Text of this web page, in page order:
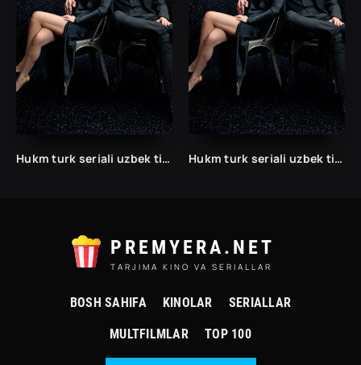
Hukm turk seriali uzbek tilida /Хукм турк сериали ўзбек тилида/ 203. 204. 205. 206. 207. 208. 209. 210. 211. 212. 213. 214. 215 barcha qismlari. Hukm turk seriali uzbek tilida /Хукм турк сериали ўзбек тилида/ 203. 204. 205. 206. 207. 208. 209. 210. 211. 212. 213. 214. 215 barcha qismlari.
PREMYERA.NET
TARJIMA KINO VA SERIALLAR
BOSH SAHIFA KINOLAR SERIALLAR
MULTFILMLAR TOP 100